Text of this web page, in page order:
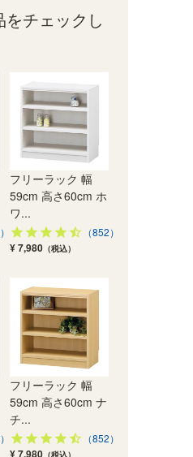
チェックし
フリーラック 幅
59cm 高さ60cm ホ
ワ...
（852）
¥ 7,980 （税込）
フリーラック 幅
59cm 高さ60cm ナ
チ...
（852）
¥ 7,980 （税込）